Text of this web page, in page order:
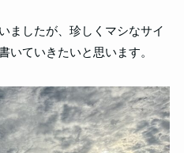
ましたが、珍しくマシなサイ
いていきたいと思います。